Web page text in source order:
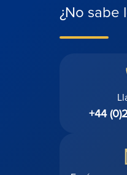
¿No sabe
+44